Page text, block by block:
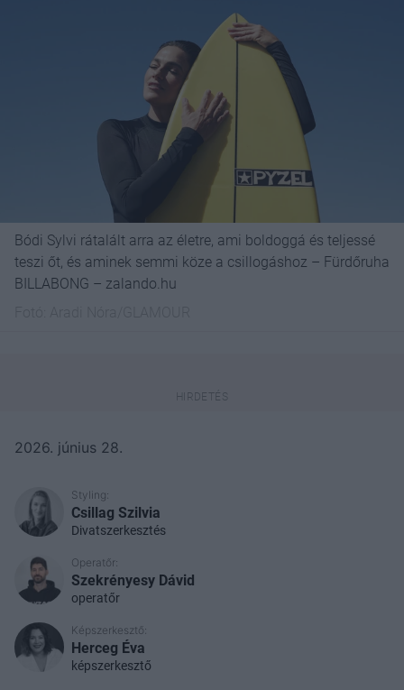
Bódi Sylvi rátalált arra az életre, ami boldoggá és teljessé
teszi őt, és aminek semmi köze a csillogáshoz – Fürdőruha
BILLABONG – zalando.hu
2026. június 28.
Styling:
Csillag Szilvia
Divatszerkesztés
Operatőr:
Szekrényesy Dávid
operatőr
Képszerkesztő:
Herceg Éva
képszerkesztő